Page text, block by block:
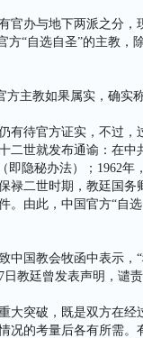
官办与地下两派之分
方“自选自圣”的主教
方主教如果属实，确
有待官方证实，不过
二世就发布通谕：在
即隐秘办法）；1962
禄二世时期，教廷国
。由此，中国官方“自
中国教会牧函中表示
日教廷曾发表声明，谴
大突破，既是双方在
况的考量后各有所需